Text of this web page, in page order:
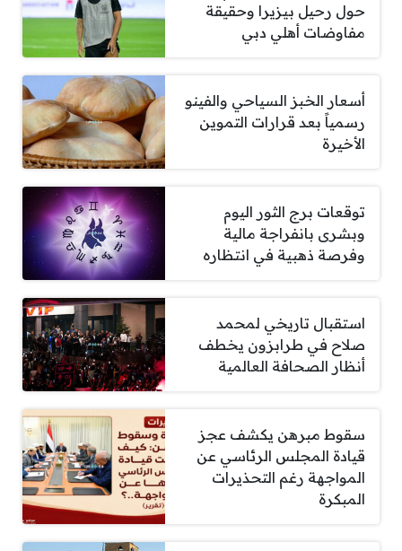
حول رحيل بيزيرا وحقيقة
مفاوضات أهلي دبي
أسعار الخبز السياحي والفينو
رسمياً بعد قرارات التموين
الأخيرة
توقعات برج الثور اليوم
وبشرى بانفراجة مالية
وفرصة ذهبية في انتظاره
استقبال تاريخي لمحمد
صلاح في طرابزون يخطف
أنظار الصحافة العالمية
سقوط مبرهن يكشف عجز
قيادة المجلس الرئاسي عن
المواجهة رغم التحذيرات
المبكرة